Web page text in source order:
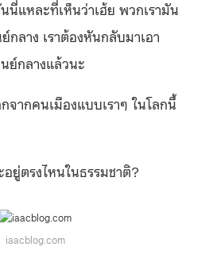
แหละที่เห็นว่าเฮ้ย พวกเรามัน
กลาง เราต้องหันกลับมาเอา
ย์กลางแล้วนะ
ากคนเมืองแบบเราๆ ในโลกนี้
ยู่ตรงไหนในธรรมชาติ?
iaacblog.com